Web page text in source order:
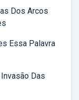
Dos Arcos
Essa Palavra
Das